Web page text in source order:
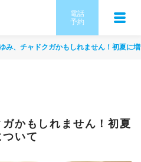
電話
予約
み、チャドクガかもしれません！初夏に
かもしれません！初夏
いて